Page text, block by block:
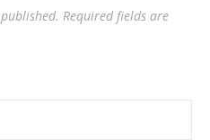
Required fields are